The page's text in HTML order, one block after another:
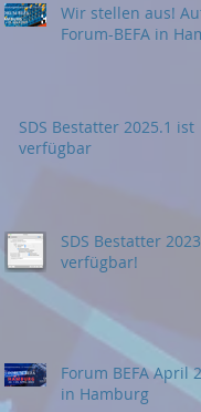
Wir stellen aus!
Forum-BEFA in
SDS Bestatter 2025.1 ist
verfügbar
SDS Bestatter
verfügbar!
Forum BEFA April
in Hamburg